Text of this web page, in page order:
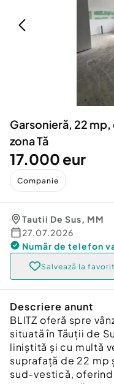
Servicii
Animale de
Afaceri și
Inchiriere Bunuri si
Utilaje agricole si
Piese auto si
Garsonieră, 22
zona Tă
17.000 eur
Companie
Tautii De Sus, MM
27.07.2026
Număr de telefon
Salvează la
Descriere anunt
BLITZ oferă spre
situată în Tăuții de
liniștită și cu multă
suprafață de 22 mp
sud-vestică,